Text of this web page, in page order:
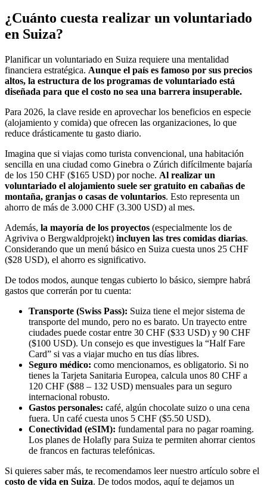
¿Cuánto cuesta realizar un voluntariado
en Suiza?
Planificar un voluntariado en Suiza requiere una mentalidad
financiera estratégica. Aunque el país es famoso por sus precios
altos, la estructura de los programas de voluntariado está
diseñada para que el costo no sea una barrera insuperable.
Para 2026, la clave reside en aprovechar los beneficios en especie
(alojamiento y comida) que ofrecen las organizaciones, lo que
reduce drásticamente tu gasto diario.
Imagina que si viajas como turista convencional, una habitación
sencilla en una ciudad como Ginebra o Zúrich difícilmente bajaría
de los 150 CHF ($165 USD) por noche. Al realizar un
voluntariado el alojamiento suele ser gratuito en cabañas de
montaña, granjas o casas de voluntarios. Esto representa un
ahorro de más de 3.000 CHF (3.300 USD) al mes.
Además, la mayoría de los proyectos (especialmente los de
Agriviva o Bergwaldprojekt) incluyen las tres comidas diarias.
Considerando que un menú básico en Suiza cuesta unos 25 CHF
($28 USD), el ahorro es significativo.
De todos modos, aunque tengas cubierto lo básico, siempre habrá
gastos que correrán por tu cuenta:
Transporte (Swiss Pass): Suiza tiene el mejor sistema de
transporte del mundo, pero no es barato. Un trayecto entre
ciudades puede costar entre 30 CHF ($33 USD) y 90 CHF
($100 USD). Un consejo es que investigues la “Half Fare
Card” si vas a viajar mucho en tus días libres.
Seguro médico: como mencionamos, es obligatorio. Si no
tienes la Tarjeta Sanitaria Europea, calcula unos 80 CHF a
120 CHF ($88 – 132 USD) mensuales para un seguro
internacional robusto.
Gastos personales: café, algún chocolate suizo o una cena
fuera. Un café cuesta unos 5 CHF ($5.50 USD).
Conectividad (eSIM): fundamental para no pagar roaming.
Los planes de Holafly para Suiza te permiten ahorrar cientos
de francos en facturas telefónicas.
Si quieres saber más, te recomendamos leer nuestro artículo sobre el
costo de vida en Suiza. De todos modos, aquí te dejamos un